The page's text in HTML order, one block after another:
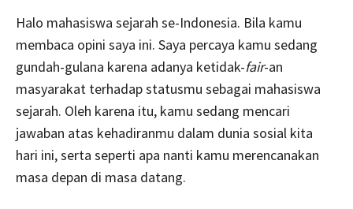
Halo mahasiswa sejarah se-Indonesia. Bila kamu
membaca opini saya ini. Saya percaya kamu sedang
gundah-gulana karena adanya ketidak-fair-an
masyarakat terhadap statusmu sebagai mahasiswa
sejarah. Oleh karena itu, kamu sedang mencari
jawaban atas kehadiranmu dalam dunia sosial kita
hari ini, serta seperti apa nanti kamu merencanakan
masa depan di masa datang.